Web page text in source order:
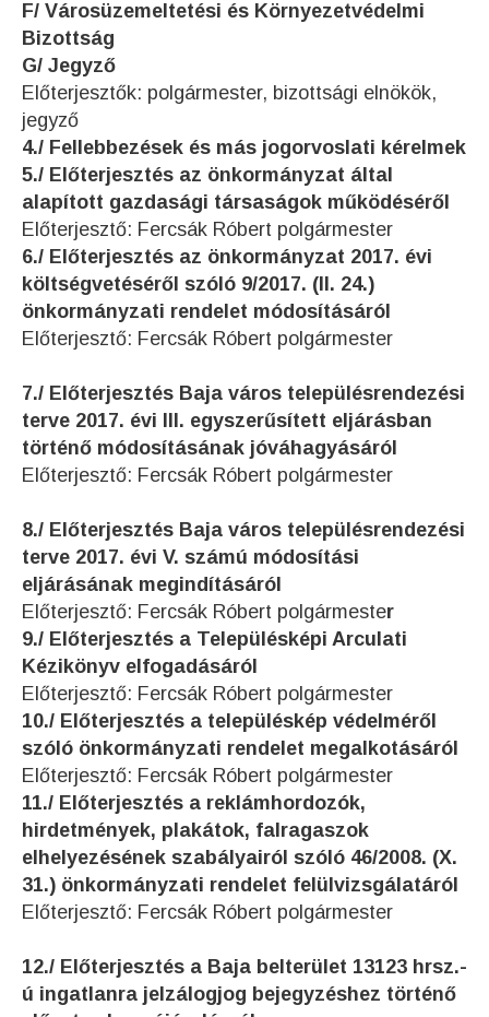
F/ Városüzemeltetési és Környezetvédelmi
Bizottság
G/ Jegyző
Előterjesztők: polgármester, bizottsági elnökök,
jegyző
4./ Fellebbezések és más jogorvoslati kérelmek
5./ Előterjesztés az önkormányzat által
alapított gazdasági társaságok működéséről
Előterjesztő: Fercsák Róbert polgármester
6./ Előterjesztés az önkormányzat 2017. évi
költségvetéséről szóló 9/2017. (II. 24.)
önkormányzati rendelet módosításáról
Előterjesztő: Fercsák Róbert polgármester
7./ Előterjesztés Baja város településrendezési
terve 2017. évi III. egyszerűsített eljárásban
történő módosításának jóváhagyásáról
Előterjesztő: Fercsák Róbert polgármester
8./ Előterjesztés Baja város településrendezési
terve 2017. évi V. számú módosítási
eljárásának megindításáról
Előterjesztő: Fercsák Róbert polgármester
9./ Előterjesztés a Településképi Arculati
Kézikönyv elfogadásáról
Előterjesztő: Fercsák Róbert polgármester
10./ Előterjesztés a településkép védelméről
szóló önkormányzati rendelet megalkotásáról
Előterjesztő: Fercsák Róbert polgármester
11./ Előterjesztés a reklámhordozók,
hirdetmények, plakátok, falragaszok
elhelyezésének szabályairól szóló 46/2008. (X.
31.) önkormányzati rendelet felülvizsgálatáról
Előterjesztő: Fercsák Róbert polgármester
12./ Előterjesztés a Baja belterület 13123 hrsz.-
ú ingatlanra jelzálogjog bejegyzéshez történő